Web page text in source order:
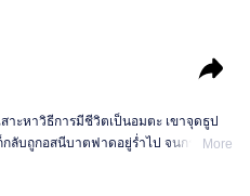
าะหาวิธีการมีชีวิตเป็นอมตะ เขาจุดธูป
กลับถูกอสนีบาตฟาดอยู่ร่ำไป จนกระทั่งMore